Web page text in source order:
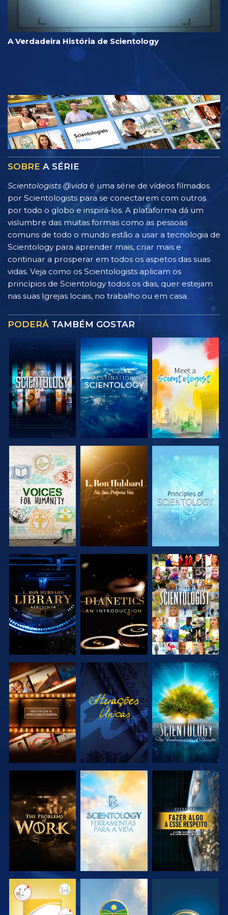
A Verdadeira História de Scientology
SOBRE A SÉRIE
Scientologists @vida é uma série de vídeos filmados
por Scientologists para se conectarem com outros
por todo o globo e inspirá‑los. A plataforma dá um
vislumbre das muitas formas como as pessoas
comuns de todo o mundo estão a usar a tecnologia de
Scientology para aprender mais, criar mais e
continuar a prosperar em todos os aspetos das suas
vidas. Veja como os Scientologists aplicam os
princípios de Scientology todos os dias, quer estejam
nas suas Igrejas locais, no trabalho ou em casa.
PODERÁ TAMBÉM GOSTAR
EXPLORAR A
SÉRIE
EXPLORAR A
SÉRIE
EXPLORAR A
SÉRIE
EXPLORAR A
SÉRIE
EXPLORAR A
SÉRIE
VER
EXPLORAR A
SÉRIE
VER
EXPLORAR A
SÉRIE
EXPLORAR A
SÉRIE
EXPLORAR A
SÉRIE
VER
VER VER VER